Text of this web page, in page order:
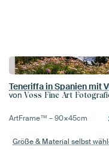
von Voss Fine Art
ArtFrame™ –90×45cm
Größe & Material selbst